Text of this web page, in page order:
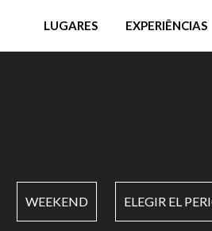
LUGARES EXPERIÊNCIAS
WEEKEND ELEGIR EL